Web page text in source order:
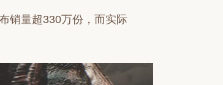
销量超330万份，而实际